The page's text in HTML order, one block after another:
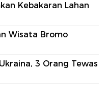
Kebakaran Lahan
Wisata Bromo
3 Orang Tewas